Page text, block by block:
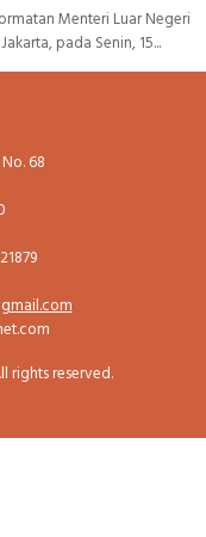
Menteri Luar Negeri
pada Senin, 15...
68
rights reserved.